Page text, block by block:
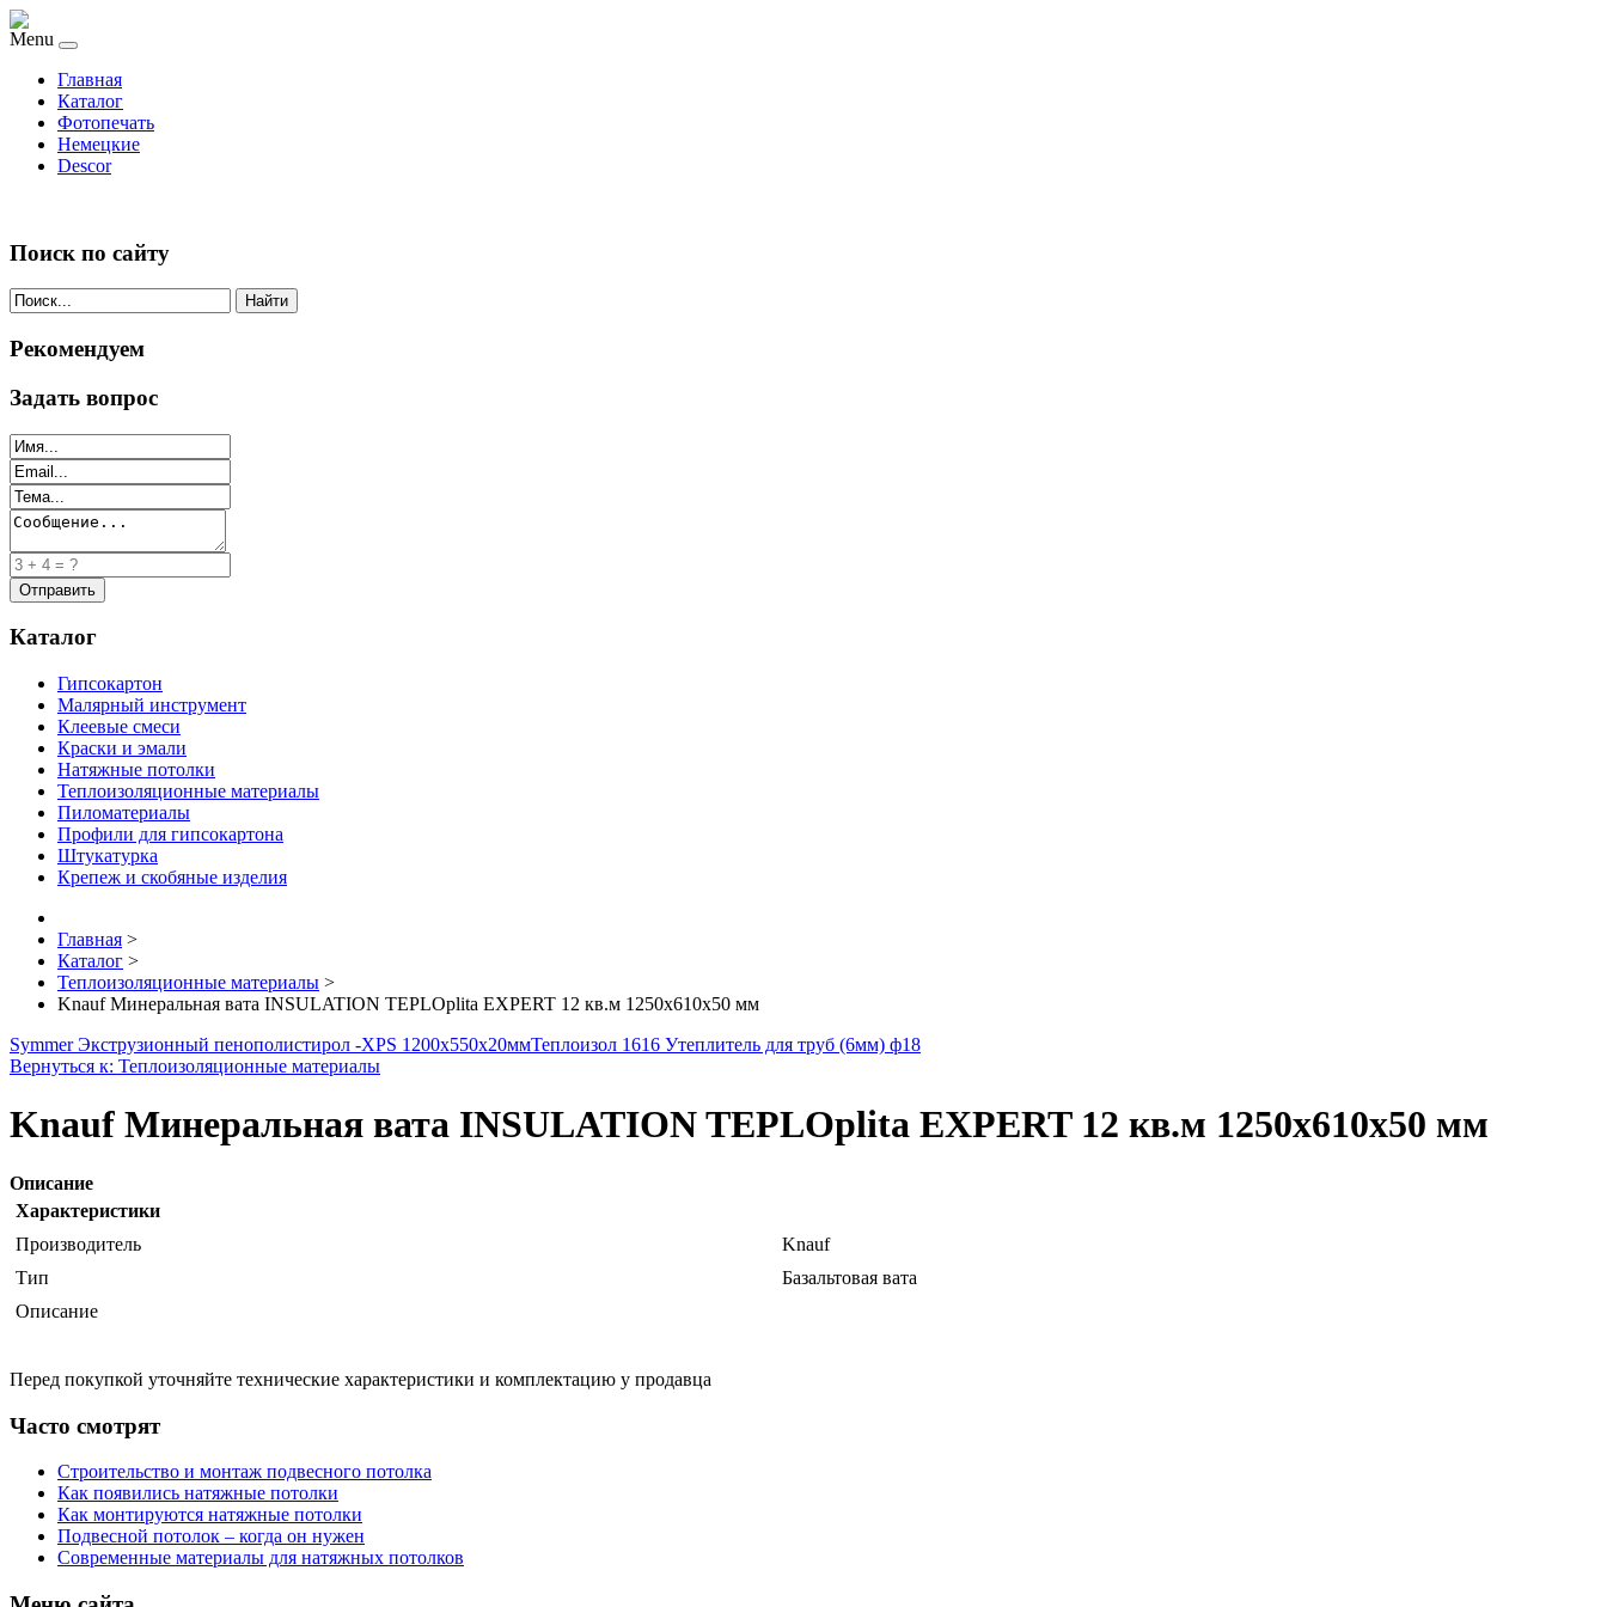
Menu
Главная
Каталог
Фотопечать
Немецкие
Descor
Поиск по сайту
Найти
Рекомендуем
Задать вопрос
Каталог
Гипсокартон
Малярный инструмент
Клеевые смеси
Краски и эмали
Натяжные потолки
Теплоизоляционные материалы
Пиломатериалы
Профили для гипсокартона
Штукатурка
Крепеж и скобяные изделия
Главная >
Каталог >
Теплоизоляционные материалы >
Knauf Минеральная вата INSULATION TEPLOplita EXPERT 12 кв.м 1250x610x50 мм
Symmer Экструзионный пенополистирол -XPS 1200x550x20ммТеплоизол 1616 Утеплитель для труб (6мм) ф18
Вернуться к: Теплоизоляционные материалы
Knauf Минеральная вата INSULATION TEPLOplita EXPERT 12 кв.м 1250x610x50 мм
Описание
Характеристики
Производитель
Knauf
Тип
Базальтовая вата
Описание
Перед покупкой уточняйте технические характеристики и комплектацию у продавца
Часто смотрят
Строительство и монтаж подвесного потолка
Как появились натяжные потолки
Как монтируются натяжные потолки
Подвесной потолок – когда он нужен
Современные материалы для натяжных потолков